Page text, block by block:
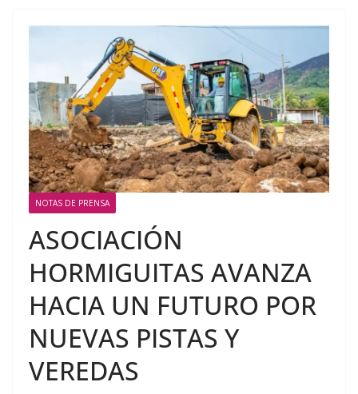
NOTAS DE PRENSA
ASOCIACIÓN
HORMIGUITAS AVANZA
HACIA UN FUTURO POR
NUEVAS PISTAS Y
VEREDAS